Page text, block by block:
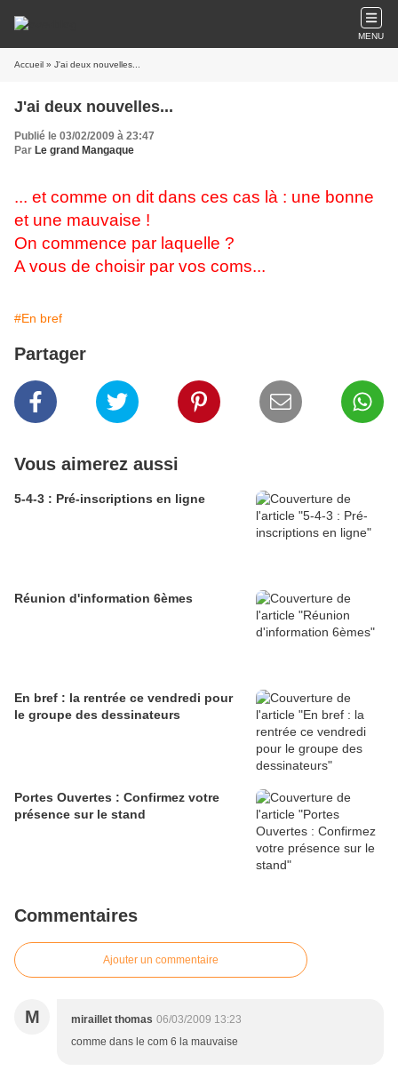
MENU
Accueil » J'ai deux nouvelles...
J'ai deux nouvelles...
Publié le 03/02/2009 à 23:47
Par Le grand Mangaque
... et comme on dit dans ces cas là : une bonne
et une mauvaise !
On commence par laquelle ?
A vous de choisir par vos coms...
#En bref
Partager
Vous aimerez aussi
5-4-3 : Pré-inscriptions en ligne
Réunion d'information 6èmes
En bref : la rentrée ce vendredi pour
le groupe des dessinateurs
Portes Ouvertes : Confirmez votre
présence sur le stand
Commentaires
Ajouter un commentaire
M miraillet thomas 06/03/2009 13:23
comme dans le com 6 la mauvaise